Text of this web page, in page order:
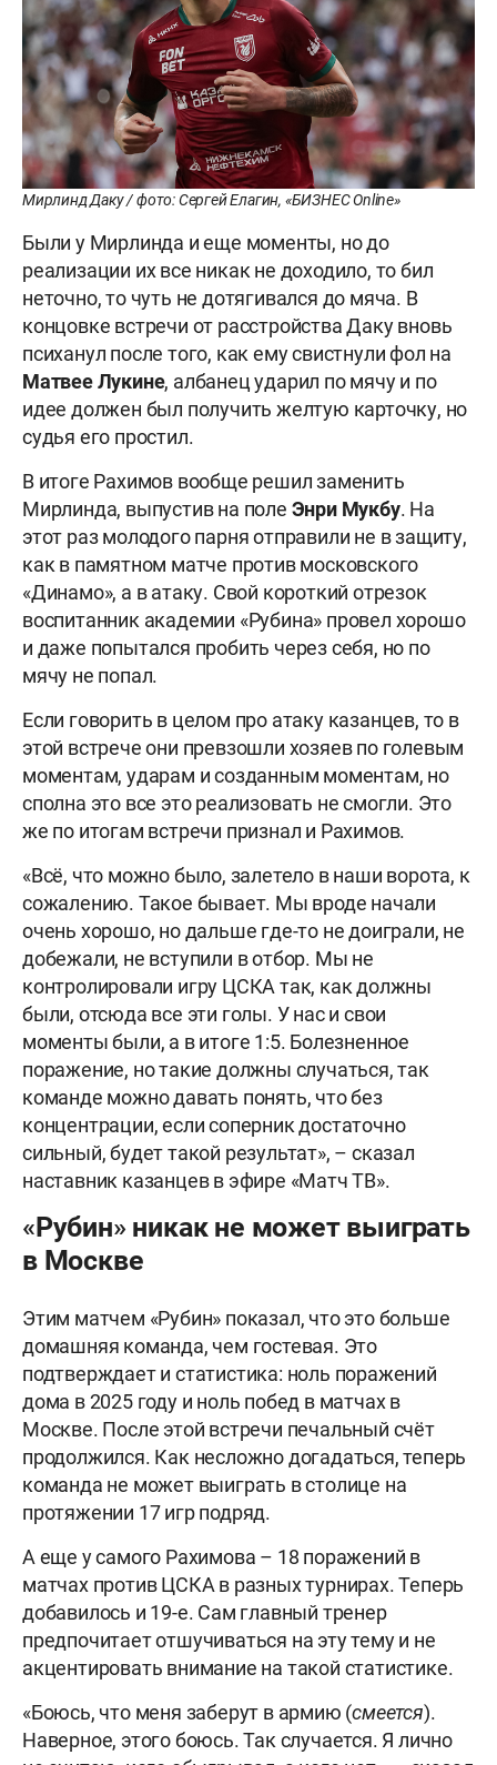
Мирлинд Даку / фото: Сергей Елагин, «БИЗНЕС Online»
Были у Мирлинда и еще моменты, но до
реализации их все никак не доходило, то бил
неточно, то чуть не дотягивался до мяча. В
концовке встречи от расстройства Даку вновь
психанул после того, как ему свистнули фол на
Матвее Лукине, албанец ударил по мячу и по
идее должен был получить желтую карточку, но
судья его простил.
В итоге Рахимов вообще решил заменить
Мирлинда, выпустив на поле Энри Мукбу. На
этот раз молодого парня отправили не в защиту,
как в памятном матче против московского
«Динамо», а в атаку. Свой короткий отрезок
воспитанник академии «Рубина» провел хорошо
и даже попытался пробить через себя, но по
мячу не попал.
Если говорить в целом про атаку казанцев, то в
этой встрече они превзошли хозяев по голевым
моментам, ударам и созданным моментам, но
сполна это все это реализовать не смогли. Это
же по итогам встречи признал и Рахимов.
«Всё, что можно было, залетело в наши ворота, к
сожалению. Такое бывает. Мы вроде начали
очень хорошо, но дальше где-то не доиграли, не
добежали, не вступили в отбор. Мы не
контролировали игру ЦСКА так, как должны
были, отсюда все эти голы. У нас и свои
моменты были, а в итоге 1:5. Болезненное
поражение, но такие должны случаться, так
команде можно давать понять, что без
концентрации, если соперник достаточно
сильный, будет такой результат», – сказал
наставник казанцев в эфире «Матч ТВ».
«Рубин» никак не может выиграть
в Москве
Этим матчем «Рубин» показал, что это больше
домашняя команда, чем гостевая. Это
подтверждает и статистика: ноль поражений
дома в 2025 году и ноль побед в матчах в
Москве. После этой встречи печальный счёт
продолжился. Как несложно догадаться, теперь
команда не может выиграть в столице на
протяжении 17 игр подряд.
А еще у самого Рахимова – 18 поражений в
матчах против ЦСКА в разных турнирах. Теперь
добавилось и 19-е. Сам главный тренер
предпочитает отшучиваться на эту тему и не
акцентировать внимание на такой статистике.
«Боюсь, что меня заберут в армию (смеется).
Наверное, этого боюсь. Так случается. Я лично